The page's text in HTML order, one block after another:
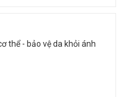
thể - bảo vệ da khỏi ánh